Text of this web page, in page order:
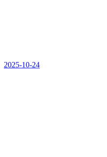
2025-10-24